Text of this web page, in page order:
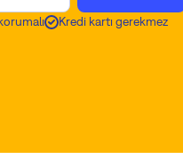
Kredi kartı gerekmez